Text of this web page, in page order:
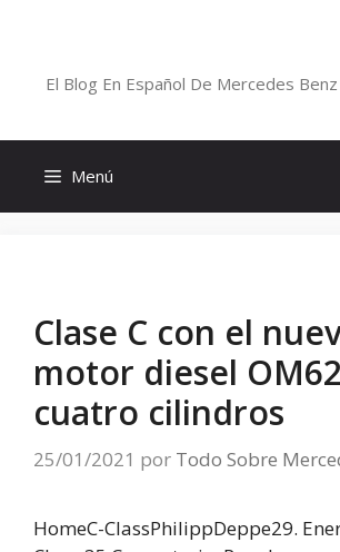
El Blog En Español De Mercedes
Menú
Clase C con el
motor diesel
cuatro cilindros
25/01/2021 por Todo Sobre
HomeC-ClassPhilippDeppe29.